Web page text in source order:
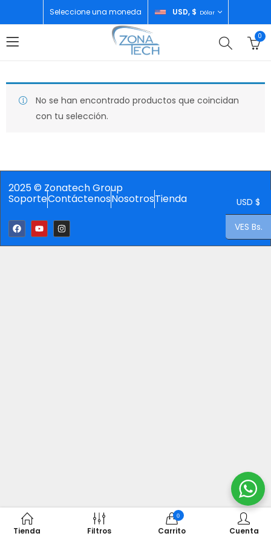
Seleccione una moneda USD, $ Dólar
0
No se han encontrado productos que coincidan
con tu selección.
2025 © Zonatech Group
SoporteContáctenosNosotrosTienda
Tienda Filtros
0
Carrito Cuenta
USD $
VES Bs.